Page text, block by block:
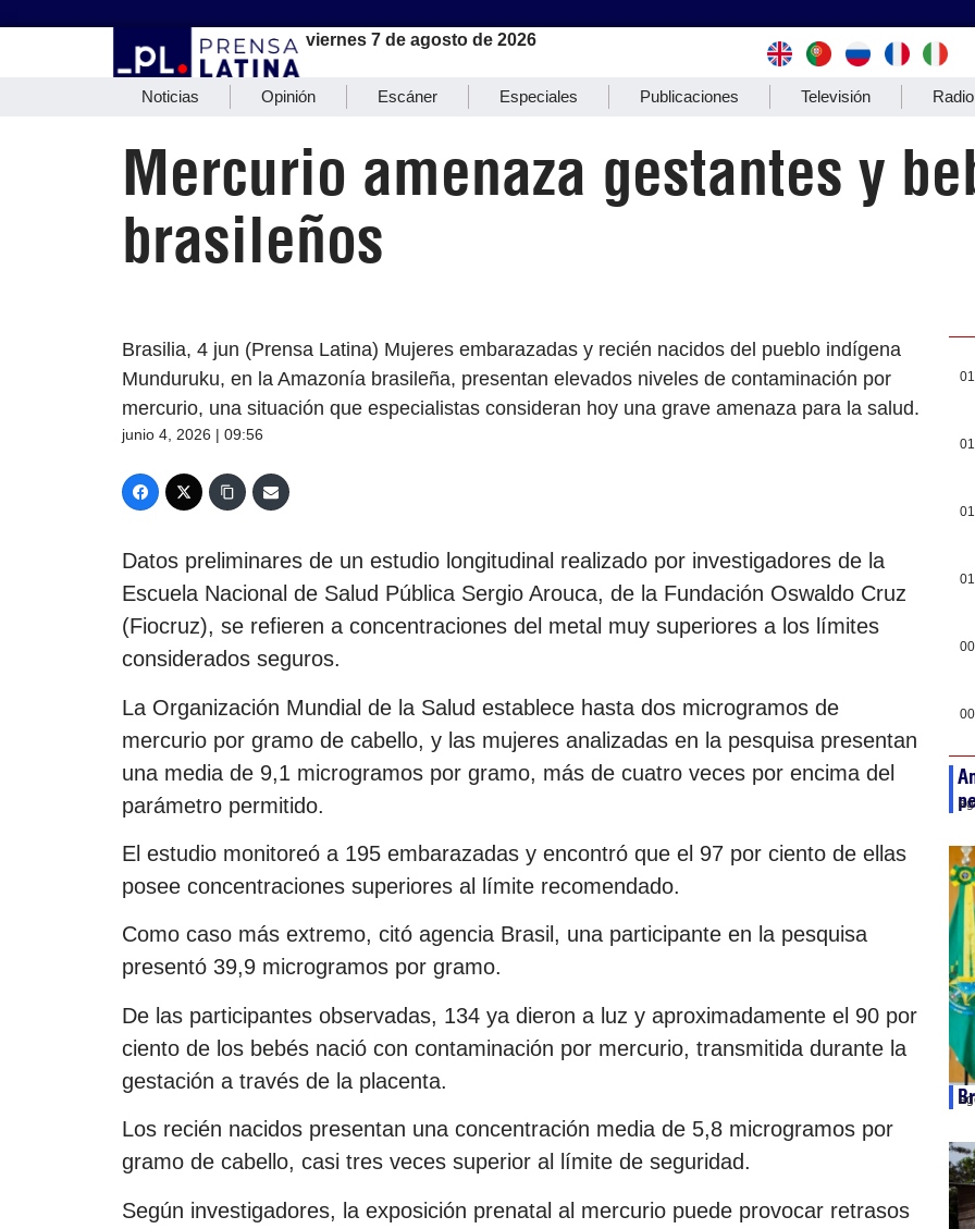
viernes 7 de agosto de 2026
Noticias Opinión Escáner Especiales Publicaciones Televisión Radio
Mercurio amenaza gestantes y
brasileños
Brasilia, 4 jun (Prensa Latina) Mujeres embarazadas y recién nacidos del pueblo indígena
Munduruku, en la Amazonía brasileña, presentan elevados niveles de contaminación por
mercurio, una situación que especialistas consideran hoy una grave amenaza para la salud.
junio 4, 2026 | 09:56
Datos preliminares de un estudio longitudinal realizado por investigadores de la
Escuela Nacional de Salud Pública Sergio Arouca, de la Fundación Oswaldo Cruz
(Fiocruz), se refieren a concentraciones del metal muy superiores a los límites
considerados seguros.
La Organización Mundial de la Salud establece hasta dos microgramos de
mercurio por gramo de cabello, y las mujeres analizadas en la pesquisa presentan
una media de 9,1 microgramos por gramo, más de cuatro veces por encima del
parámetro permitido.
El estudio monitoreó a 195 embarazadas y encontró que el 97 por ciento de ellas
posee concentraciones superiores al límite recomendado.
Como caso más extremo, citó agencia Brasil, una participante en la pesquisa
presentó 39,9 microgramos por gramo.
De las participantes observadas, 134 ya dieron a luz y aproximadamente el 90 por
ciento de los bebés nació con contaminación por mercurio, transmitida durante la
gestación a través de la placenta.
Los recién nacidos presentan una concentración media de 5,8 microgramos por
gramo de cabello, casi tres veces superior al límite de seguridad.
Según investigadores, la exposición prenatal al mercurio puede provocar retrasos